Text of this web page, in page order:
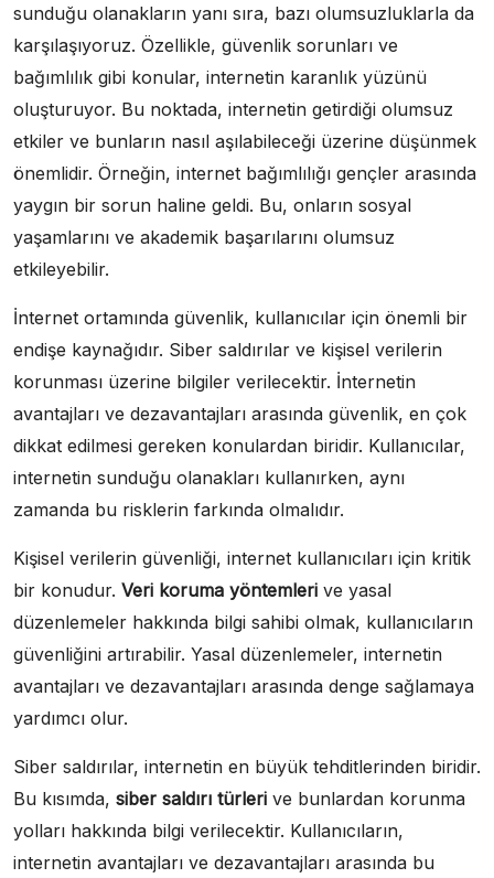
sunduğu olanakların yanı sıra, bazı olumsuzluklarla da
karşılaşıyoruz. Özellikle, güvenlik sorunları ve
bağımlılık gibi konular, internetin karanlık yüzünü
oluşturuyor. Bu noktada, internetin getirdiği olumsuz
etkiler ve bunların nasıl aşılabileceği üzerine düşünmek
önemlidir. Örneğin, internet bağımlılığı gençler arasında
yaygın bir sorun haline geldi. Bu, onların sosyal
yaşamlarını ve akademik başarılarını olumsuz
etkileyebilir.
İnternet ortamında güvenlik, kullanıcılar için önemli bir
endişe kaynağıdır. Siber saldırılar ve kişisel verilerin
korunması üzerine bilgiler verilecektir. İnternetin
avantajları ve dezavantajları arasında güvenlik, en çok
dikkat edilmesi gereken konulardan biridir. Kullanıcılar,
internetin sunduğu olanakları kullanırken, aynı
zamanda bu risklerin farkında olmalıdır.
Kişisel verilerin güvenliği, internet kullanıcıları için kritik
bir konudur. Veri koruma yöntemleri ve yasal
düzenlemeler hakkında bilgi sahibi olmak, kullanıcıların
güvenliğini artırabilir. Yasal düzenlemeler, internetin
avantajları ve dezavantajları arasında denge sağlamaya
yardımcı olur.
Siber saldırılar, internetin en büyük tehditlerinden biridir.
Bu kısımda, siber saldırı türleri ve bunlardan korunma
yolları hakkında bilgi verilecektir. Kullanıcıların,
internetin avantajları ve dezavantajları arasında bu